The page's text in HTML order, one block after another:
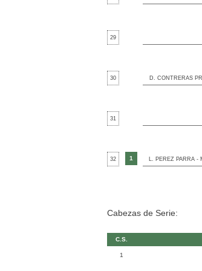
29
30 D. CONTRERAS
31
32 1 L. PEREZ PARRA -
Cabezas de Serie:
C.S.
1